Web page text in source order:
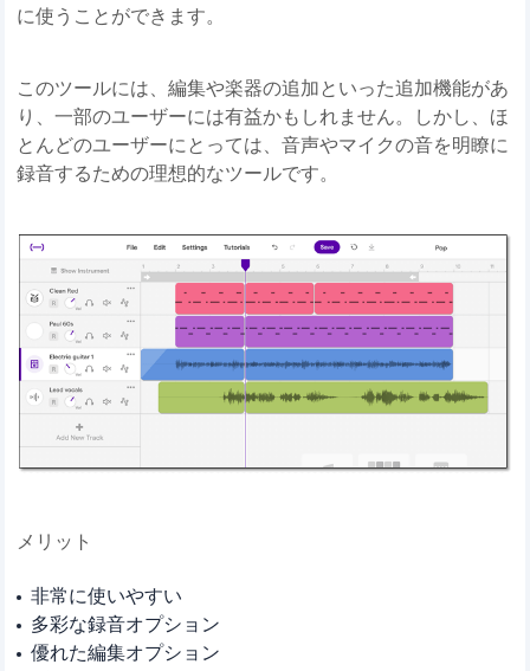
に使うことができます。
このツールには、編集や楽器の追加といった追加機能があ
り、一部のユーザーには有益かもしれません。しかし、ほ
とんどのユーザーにとっては、音声やマイクの音を明瞭に
録音するための理想的なツールです。
メリット
非常に使いやすい
多彩な録音オプション
優れた編集オプション